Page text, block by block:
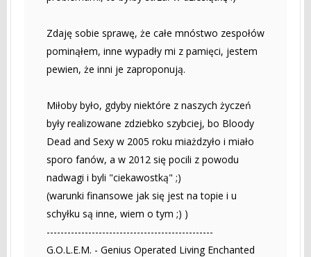
Zdaję sobie sprawę, że całe mnóstwo zespołów
pominąłem, inne wypadły mi z pamięci, jestem
pewien, że inni je zaproponują.
Miłoby było, gdyby niektóre z naszych życzeń
były realizowane zdziebko szybciej, bo Bloody
Dead and Sexy w 2005 roku miażdzyło i miało
sporo fanów, a w 2012 się pocili z powodu
nadwagi i byli "ciekawostką" ;)
(warunki finansowe jak się jest na topie i u
schyłku są inne, wiem o tym ;) )
------------------------------------------------
G.O.L.E.M. - Genius Operated Living Enchanted